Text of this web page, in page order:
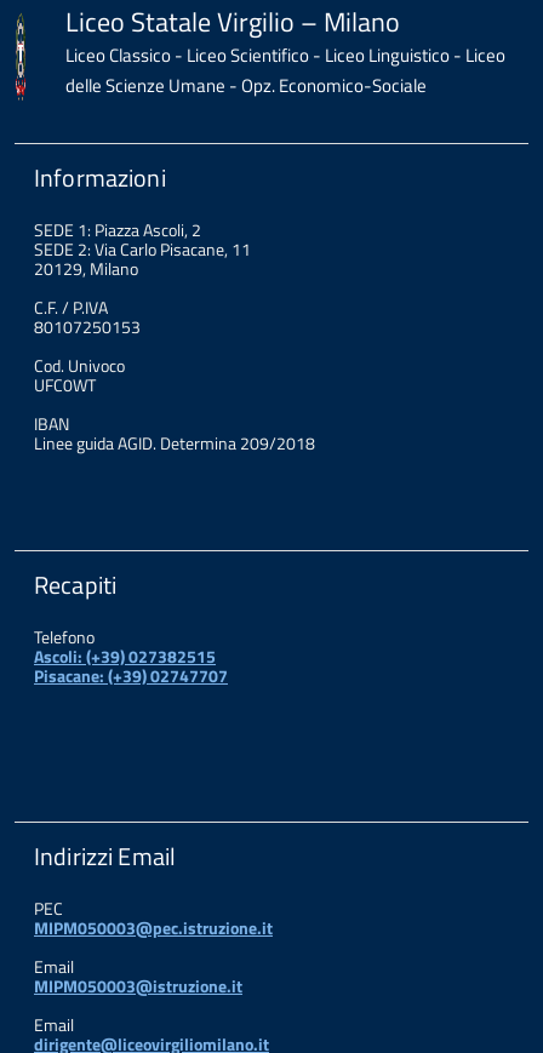
Liceo Statale Virgilio – Milano
Liceo Classico - Liceo Scientifico - Liceo Linguistico - Liceo
delle Scienze Umane - Opz. Economico-Sociale
Informazioni
SEDE 1: Piazza Ascoli, 2
SEDE 2: Via Carlo Pisacane, 11
20129, Milano
C.F. / P.IVA
80107250153
Cod. Univoco
UFC0WT
IBAN
Linee guida AGID. Determina 209/2018
Recapiti
Telefono
Ascoli: (+39) 027382515
Pisacane: (+39) 02747707
Indirizzi Email
PEC
MIPM050003@pec.istruzione.it
Email
MIPM050003@istruzione.it
Email
dirigente@liceovirgiliomilano.it